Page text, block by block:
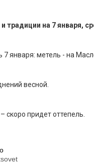
традиции на 7 января,
7 января: метель - на
весной.
скоро придет оттепель.